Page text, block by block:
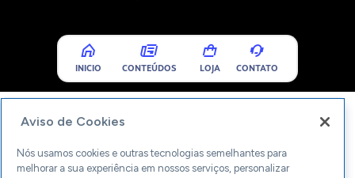
INICIO CONTEÚDOS LOJA CONTATO
Aviso de Cookies
Nós usamos cookies e outras tecnologias semelhantes para
melhorar a sua experiência em nossos serviços, personalizar